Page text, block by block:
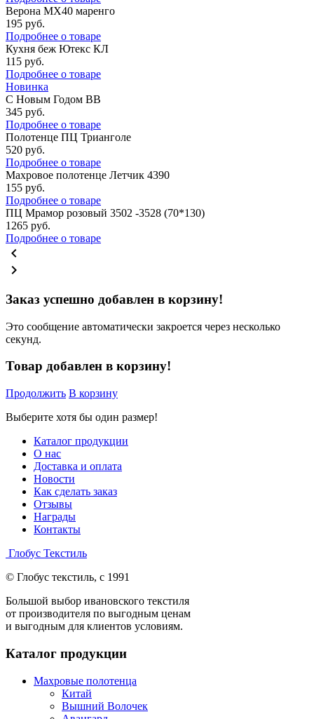
Верона MX40 маренго
195 руб.
Подробнее о товаре
Кухня беж Ютекс КЛ
115 руб.
Подробнее о товаре
Новинка
С Новым Годом ВВ
345 руб.
Подробнее о товаре
Полотенце ПЦ Трианголе
520 руб.
Подробнее о товаре
Махровое полотенце Летчик 4390
155 руб.
Подробнее о товаре
ПЦ Мрамор розовый 3502 -3528 (70*130)
1265 руб.
Подробнее о товаре
chevron_left
chevron_right
Заказ успешно добавлен в корзину!
Это сообщение автоматически закроется через несколько
секунд.
Товар добавлен в корзину!
Продолжить В корзину
Выберите хотя бы один размер!
Каталог продукции
О нас
Доставка и оплата
Новости
Как сделать заказ
Отзывы
Награды
Контакты
Глобус Текстиль
© Глобус текстиль, с 1991
Большой выбор ивановского текстиля
от производителя по выгодным ценам
и выгодным для клиентов условиям.
Каталог продукции
Махровые полотенца
Китай
Вышний Волочек